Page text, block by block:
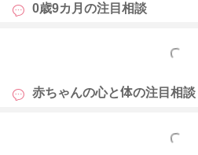
0歳9カ月の注目相談
もっと見る
赤ちゃんの心と体の注目相談
もっと見る